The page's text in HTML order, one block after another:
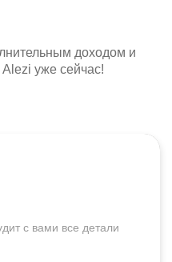
доходом и
уже сейчас!
с вами все детали